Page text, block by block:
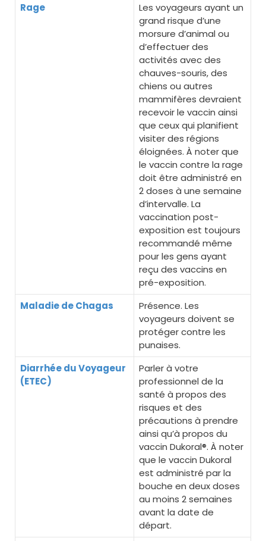
Rage
Les voyageurs ayant un
grand risque d’une
morsure d’animal ou
d’effectuer des
activités avec des
chauves-souris, des
chiens ou autres
mammifères devraient
recevoir le vaccin ainsi
que ceux qui planifient
visiter des régions
éloignées. À noter que
le vaccin contre la rage
doit être administré en
2 doses à une semaine
d’intervalle. La
vaccination post-
exposition est toujours
recommandé même
pour les gens ayant
reçu des vaccins en
pré-exposition.
Maladie de Chagas
Présence. Les
voyageurs doivent se
protéger contre les
punaises.
Diarrhée du Voyageur
(ETEC)
Parler à votre
professionnel de la
santé à propos des
risques et des
précautions à prendre
ainsi qu’à propos du
vaccin Dukoral®. À noter
que le vaccin Dukoral
est administré par la
bouche en deux doses
au moins 2 semaines
avant la date de
départ.